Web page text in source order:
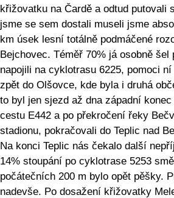
křižovatku na Čardě a odtud putovali
jsme se sem dostali museli jsme
km úsek lesní totálně podmáčené
Bejchovec. Téměř 70% já osobně
napojili na cyklotrasu 6225, pomoci
zpět do Olšovce, kde byla i druhá
to byl jen sjezd až dna západní
cestu E442 a po překročení řeky
stadionu, pokračovali do Teplic nad
Na konci Teplic nás čekalo další
14% stoupání po cyklotrase 5253
počátečních 200 m bylo opět pěšky.
nadevše. Po dosažení křižovatky